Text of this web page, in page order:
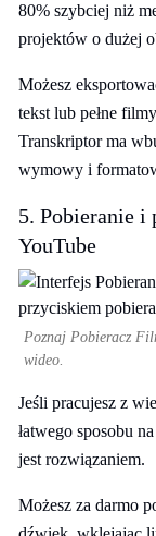
80% szybciej niż
projektów o dużej
Możesz
tekst lub pełne
Transkriptor ma
wymowy i
5. Pobieranie i
YouTube
Poznaj Pobieracz
wideo.
Jeśli pracujesz z
łatwego sposobu
jest rozwiązaniem.
Możesz za darmo